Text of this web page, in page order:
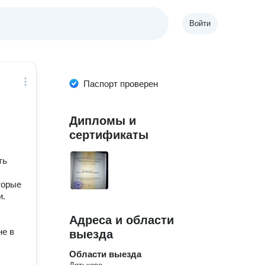
Войти
в
Паспорт проверен
Дипломы и
сертификаты
Адреса и области
выезда
Области выезда